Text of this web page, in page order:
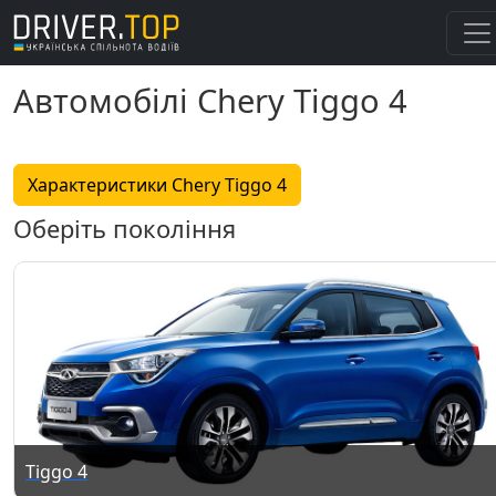
Автомобілі Chery Tiggo 4
Характеристики Chery Tiggo 4
Оберіть покоління
Tiggo 4